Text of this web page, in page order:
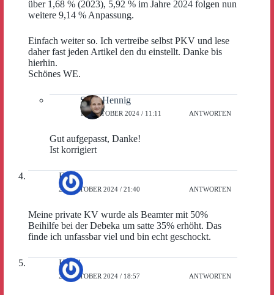
über 1,68 % (2023), 5,92 % im Jahre 2024 folgen nun
weitere 9,14 % Anpassung.
Einfach weiter so. Ich vertreibe selbst PKV und lese
daher fast jeden Artikel den du einstellt. Danke bis
hierhin.
Schönes WE.
Sven Hennig
18. OKTOBER 2024 / 11:11 ANTWORTEN
Gut aufgepasst, Danke!
Ist korrigiert
Flo
21. OKTOBER 2024 / 21:40 ANTWORTEN
Meine private KV wurde als Beamter mit 50%
Beihilfe bei der Debeka um satte 35% erhöht. Das
finde ich unfassbar viel und bin echt geschockt.
Kossi
22. OKTOBER 2024 / 18:57 ANTWORTEN